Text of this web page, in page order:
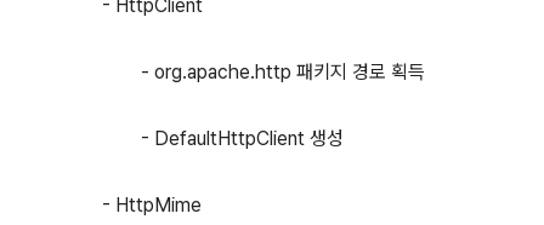
- HttpClient
- org.apache.http 패키지 경로 획득
- DefaultHttpClient 생성
- HttpMime